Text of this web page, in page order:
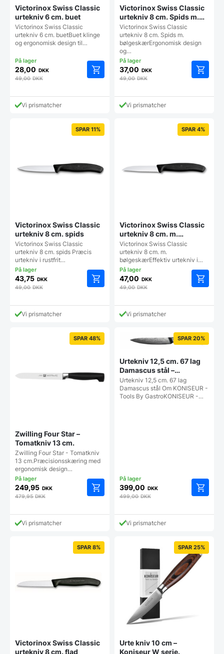
Victorinox Swiss Classic
urtekniv 6 cm. buet
Victorinox Swiss Classic
urtekniv 6 cm. buetBuet klinge
og ergonomisk design til…
28,00 DKK
49,00DKK
Vi prismatcher
Victorinox Swiss Classic
urtekniv 8 cm. Spids m.
bølgeskær
Victorinox Swiss Classic
urtekniv 8 cm. Spids m.
bølgeskærErgonomisk design
og…
37,00 DKK
49,00DKK
Vi prismatcher
SPAR 11%
Victorinox Swiss Classic
urtekniv 8 cm. spids
Victorinox Swiss Classic
urtekniv 8 cm. spids Præcis
urtekniv i rustfrit…
43,75 DKK
49,00DKK
Vi prismatcher
SPAR 4%
Victorinox Swiss Classic
urtekniv 8 cm. m.
bølgeskær
Victorinox Swiss Classic
urtekniv 8 cm. m.
bølgeskærEffektiv urtekniv i…
47,00 DKK
49,00DKK
Vi prismatcher
SPAR 48%
Zwilling Four Star –
Tomatkniv 13 cm.
Zwilling Four Star - Tomatkniv
13 cm.Præcisionsskæring med
ergonomisk design…
249,95 DKK
479,95DKK
Vi prismatcher
SPAR 20%
Urtekniv 12,5 cm. 67 lag
Damascus stål –
KONISEUR – Tools By
Gastro
Urtekniv 12,5 cm. 67 lag
Damascus stål Om KONISEUR -
Tools By GastroKONISEUR -…
399,00 DKK
499,00DKK
Vi prismatcher
SPAR 8%
Victorinox Swiss Classic
urtekniv 8 cm. flad
SPAR 25%
Urte kniv 10 cm –
Koniseur W serie.